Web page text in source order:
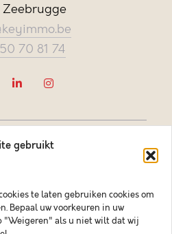
gebruikt
te laten gebruiken cookies om
Bepaal uw voorkeuren in uw
als u niet wilt dat wij
70 81 74
BIV België BIV 505084